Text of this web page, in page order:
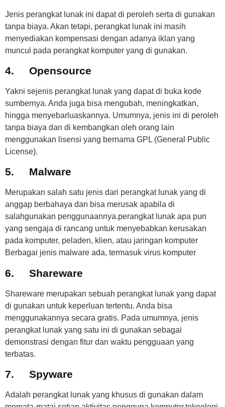
Jenis perangkat lunak ini dapat di peroleh serta di gunakan
tanpa biaya. Akan tetapi, perangkat lunak ini masih
menyediakan kompensasi dengan adanya iklan yang
muncul pada perangkat komputer yang di gunakan.
4. Opensource
Yakni sejenis perangkat lunak yang dapat di buka kode
sumbernya. Anda juga bisa mengubah, meningkatkan,
hingga menyebarluaskannya. Umumnya, jenis ini di peroleh
tanpa biaya dan di kembangkan oleh orang lain
menggunakan lisensi yang bernama GPL (General Public
License).
5. Malware
Merupakan salah satu jenis dari perangkat lunak yang di
anggap berbahaya dan bisa merusak apabila di
salahgunakan penggunaannya.perangkat lunak apa pun
yang sengaja di rancang untuk menyebabkan kerusakan
pada komputer, peladen, klien, atau jaringan komputer
Berbagai jenis malware ada, termasuk virus komputer
6. Shareware
Shareware merupakan sebuah perangkat lunak yang dapat
di gunakan untuk keperluan tertentu. Anda bisa
menggunakannya secara gratis. Pada umumnya, jenis
perangkat lunak yang satu ini di gunakan sebagai
demonstrasi dengan fitur dan waktu pengguaan yang
terbatas.
7. Spyware
Adalah perangkat lunak yang khusus di gunakan dalam